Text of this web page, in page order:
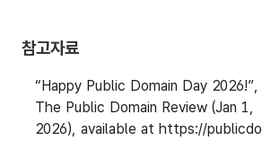
참고자료
“Happy Public Domain Day 2026!”,
The Public Domain Review (Jan 1,
2026), available at https://publicdo